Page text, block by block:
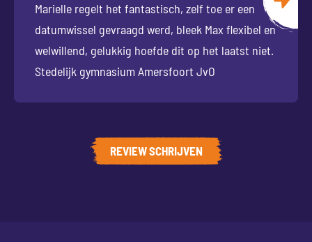
Marielle regelt het fantastisch, zelf toe er een
datumwissel gevraagd werd, bleek Max flexibel en
welwillend, gelukkig hoefde dit op het laatst niet.
Stedelijk gymnasium Amersfoort JvO
REVIEW SCHRIJVEN